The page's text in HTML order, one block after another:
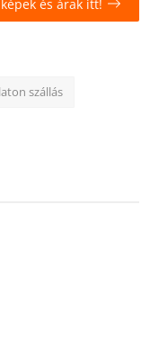
és árak itt!
szállás